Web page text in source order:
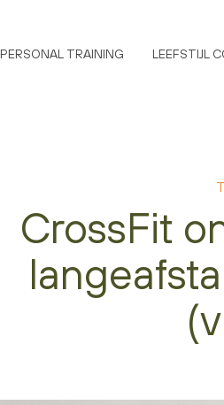
PERSONAL TRAINING LEEFSTIJL
CrossFit